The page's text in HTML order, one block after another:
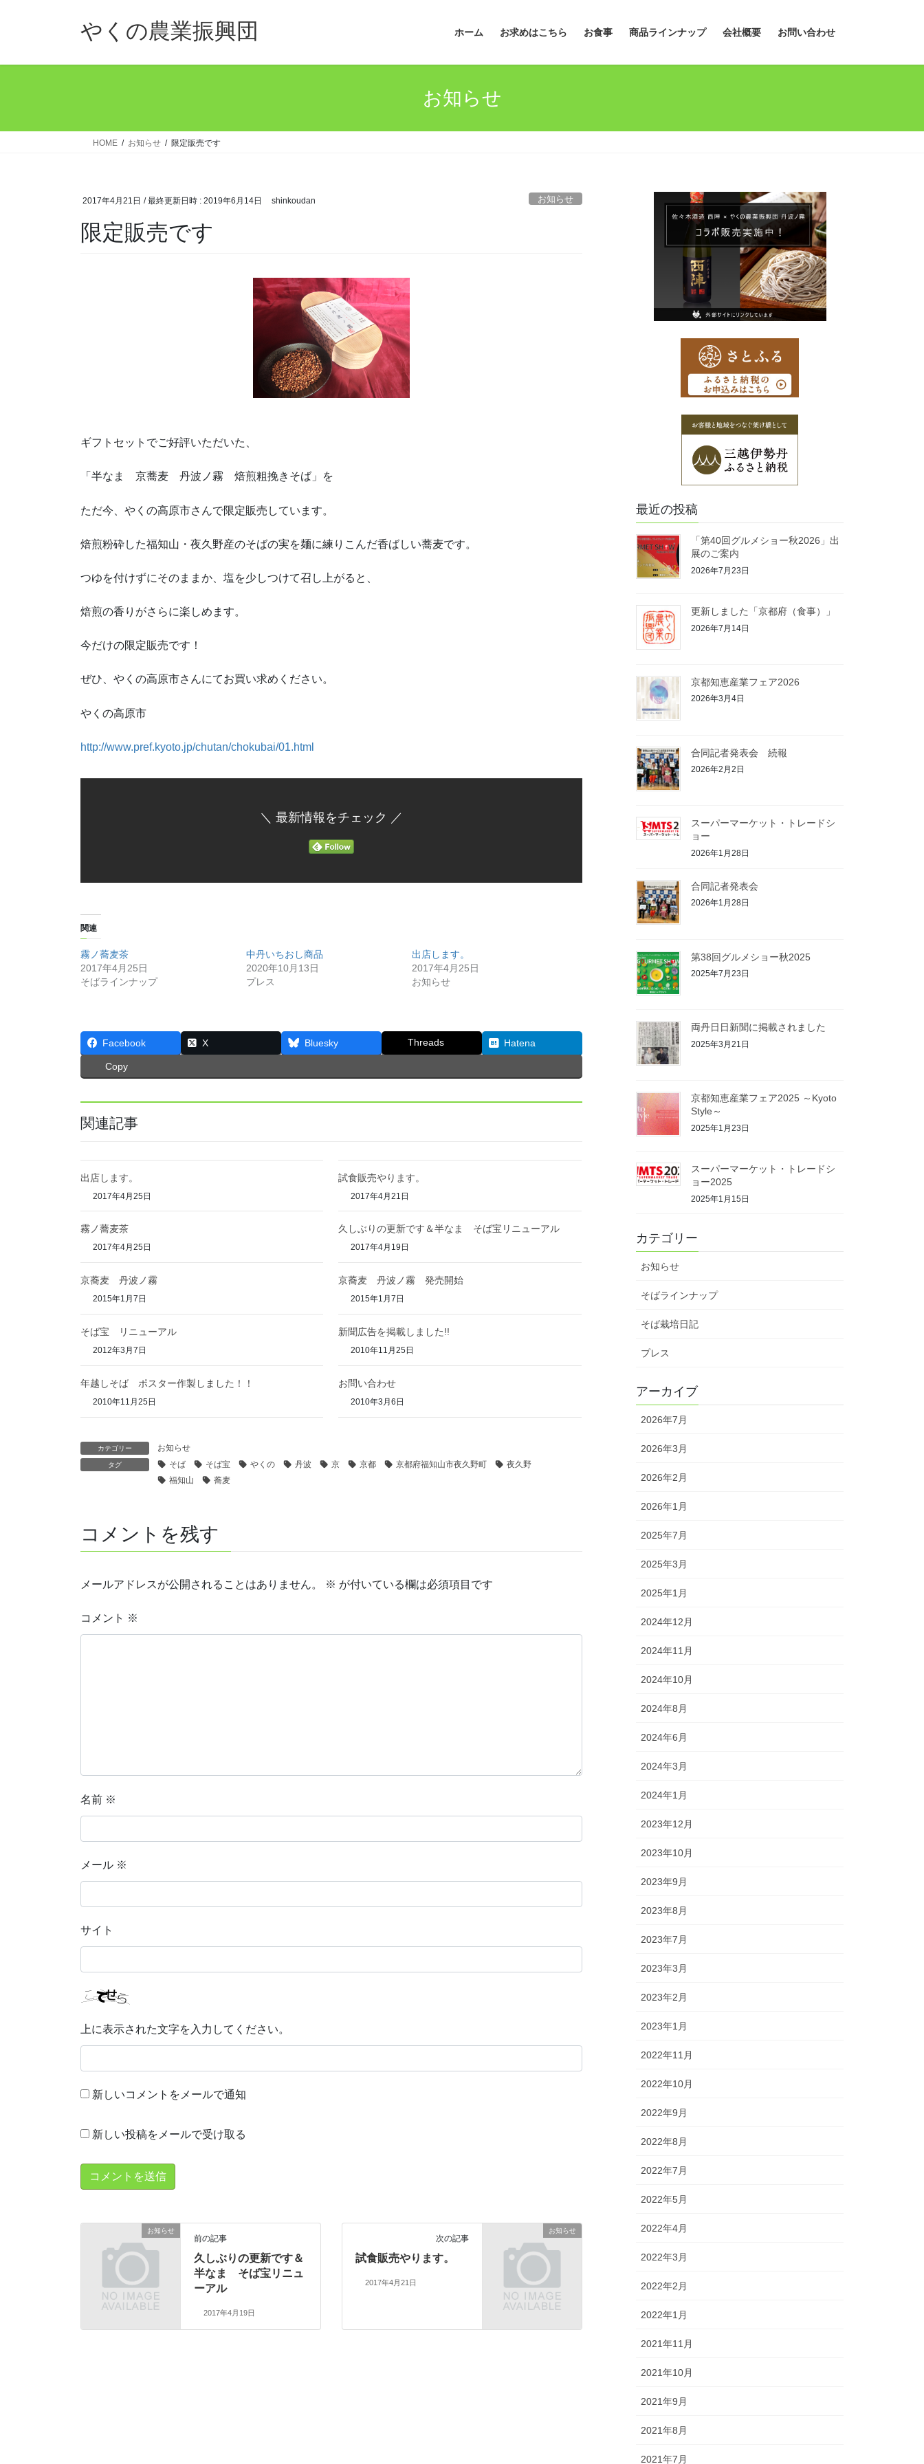
やくの農業振興団 ホーム お求めはこちら お食事 商品ラインナップ 会社概要 お問い合わせ
お知らせ
HOME お知らせ 限定販売です
2017年4月21日 / 最終更新日時 : 2019年6月14日 shinkoudan お知らせ
限定販売です
ギフトセットでご好評いただいた、
「半なま 京蕎麦 丹波ノ霧 焙煎粗挽きそば」を
ただ今、やくの高原市さんで限定販売しています。
焙煎粉砕した福知山・夜久野産のそばの実を麺に練りこんだ香ばしい蕎麦です。
つゆを付けずにそのままか、塩を少しつけて召し上がると、
焙煎の香りがさらに楽しめます。
今だけの限定販売です！
ぜひ、やくの高原市さんにてお買い求めください。
やくの高原市
http://www.pref.kyoto.jp/chutan/chokubai/01.html
＼ 最新情報をチェック ／
関連
霧ノ蕎麦茶
2017年4月25日
そばラインナップ
中丹いちおし商品
2020年10月13日
プレス
出店します。
2017年4月25日
お知らせ
Facebook X Bluesky Threads Hatena
Copy
関連記事
出店します。
2017年4月25日
試食販売やります。
2017年4月21日
霧ノ蕎麦茶
2017年4月25日
久しぶりの更新です＆半なま そば宝リニューアル
2017年4月19日
京蕎麦 丹波ノ霧
2015年1月7日
京蕎麦 丹波ノ霧 発売開始
2015年1月7日
そば宝 リニューアル
2012年3月7日
新聞広告を掲載しました!!
2010年11月25日
年越しそば ポスター作製しました！！
2010年11月25日
お問い合わせ
2010年3月6日
カテゴリー お知らせ
タグ そば そば宝 やくの 丹波 京 京都 京都府福知山市夜久野町
夜久野
福知山
蕎麦
コメントを残す
メールアドレスが公開されることはありません。 ※ が付いている欄は必須項目です
コメント ※
名前 ※
メール ※
サイト
上に表示された文字を入力してください。
新しいコメントをメールで通知
新しい投稿をメールで受け取る
お知らせ
前の記事
久しぶりの更新です＆
半なま そば宝リニュ
ーアル
2017年4月19日
お知らせ
次の記事
試食販売やります。
2017年4月21日
最近の投稿
「第40回グルメショー秋2026」出
展のご案内
2026年7月23日
更新しました「京都府（食事）」
2026年7月14日
京都知恵産業フェア2026
2026年3月4日
合同記者発表会 続報
2026年2月2日
スーパーマーケット・トレードシ
ョー
2026年1月28日
合同記者発表会
2026年1月28日
第38回グルメショー秋2025
2025年7月23日
両丹日日新聞に掲載されました
2025年3月21日
京都知恵産業フェア2025 ～Kyoto
Style～
2025年1月23日
スーパーマーケット・トレードシ
ョー2025
2025年1月15日
カテゴリー
お知らせ
そばラインナップ
そば栽培日記
プレス
アーカイブ
2026年7月
2026年3月
2026年2月
2026年1月
2025年7月
2025年3月
2025年1月
2024年12月
2024年11月
2024年10月
2024年8月
2024年6月
2024年3月
2024年1月
2023年12月
2023年10月
2023年9月
2023年8月
2023年7月
2023年3月
2023年2月
2023年1月
2022年11月
2022年10月
2022年9月
2022年8月
2022年7月
2022年5月
2022年4月
2022年3月
2022年2月
2022年1月
2021年11月
2021年10月
2021年9月
2021年8月
2021年7月